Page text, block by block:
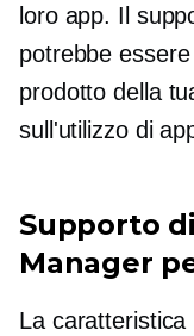
loro app. Il
potrebbe
prodotto della
sull'utilizzo di
Supporto
Manager
La